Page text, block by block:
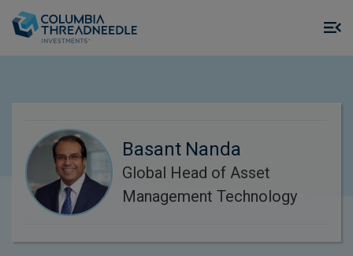
Basant Nanda
Global Head of Asset
Management Technology